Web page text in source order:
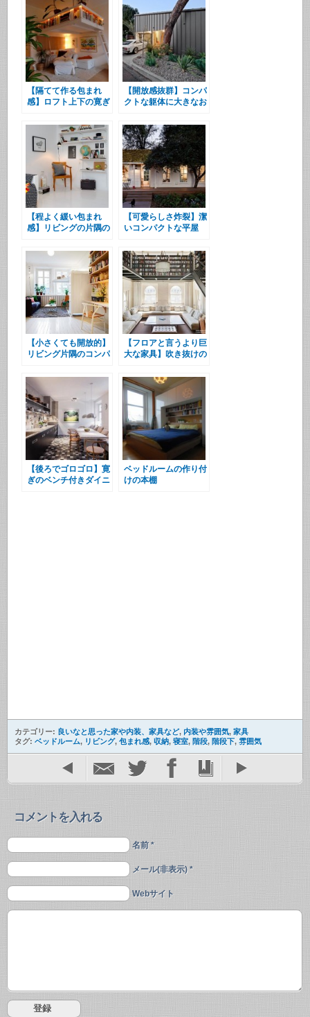
【隔てて作る包まれ
感】ロフト上下の寛ぎ
【開放感抜群】コンパ
クトな躯体に大きなお
【程よく緩い包まれ
感】リビングの片隅の
【可愛らしさ炸裂】潔
いコンパクトな平屋
【小さくても開放的】
リビング片隅のコンパ
【フロアと言うより巨
大な家具】吹き抜けの
【後ろでゴロゴロ】寛
ぎのベンチ付きダイニ
ベッドルームの作り付
けの本棚
カテゴリー: 良いなと思った家や内装、家具など, 内装や雰囲気, 家具
タグ: ベッドルーム, リビング, 包まれ感, 収納, 寝室, 階段, 階段下, 雰囲気
コメントを入れる
名前 *
メール(非表示) *
Webサイト